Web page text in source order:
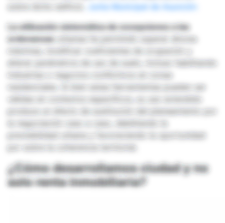
sobre dicho edificio.
Junta Municipal de Asunción
La utilización sistemática de excepciones a las
ordenanzas urbanas ha permitido superar alturas
máximas, modificar coeficientes de ocupación y
alterar parámetros de uso de suelo, incluso habilitando
industrias o negocios conflictivos en zonas
residenciales. Si bien estas herramientas pueden ser
válidas en contextos específicos, su uso extendido
produce un efecto de sustitución del planeamiento por
la negociación caso a caso, debilitando la
previsibilidad urbana y favoreciendo la oportunidad
por sobre la coherencia territorial.
¿Cómo desarrollamos ciudad y no
solo renta inmobiliaria?